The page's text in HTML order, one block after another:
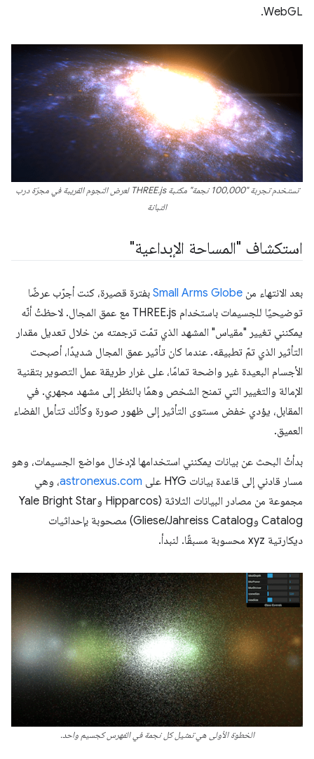
WebGL.
تستخدم تجربة "100,000 نجمة" مكتبة THREE.js لعرض النجوم القريبة في مجرّة درب
التبانة
استكشاف "المساحة الإبداعية"
بعد الانتهاء من Small Arms Globe بفترة قصيرة، كنت أجرّب عرضًا
توضيحيًا للجسيمات باستخدام THREE.js مع عمق المجال. لاحظتُ أنّه
يمكنني تغيير "مقياس" المشهد الذي تمّت ترجمته من خلال تعديل مقدار
التأثير الذي تمّ تطبيقه. عندما كان تأثير عمق المجال شديدًا، أصبحت
الأجسام البعيدة غير واضحة تمامًا، على غرار طريقة عمل التصوير بتقنية
الإمالة والتغيير التي تمنح الشخص وهمًا بالنظر إلى مشهد مجهري. في
المقابل، يؤدي خفض مستوى التأثير إلى ظهور صورة وكأنّك تتأمل الفضاء
العميق.
بدأتُ البحث عن بيانات يمكنني استخدامها لإدخال مواضع الجسيمات، وهو
مسار قادني إلى قاعدة بيانات HYG على
astronexus.com، وهي
مجموعة من مصادر البيانات الثلاثة (Hipparcos وYale Bright Star
Catalog وGliese/Jahreiss Catalog) مصحوبة بإحداثيات
ديكارتية xyz محسوبة مسبقًا. لنبدأ.
الخطوة الأولى هي تمثيل كل نجمة في الفهرس كجسيم واحد.